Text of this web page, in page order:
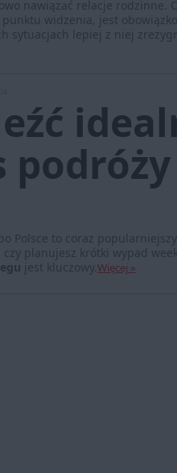
nawiązać relacje rodzinne.
widzenia, jest
sytuacjach lepiej z niej
Polsce to coraz
planujesz krótki wypad
jest kluczowy. Więcej »